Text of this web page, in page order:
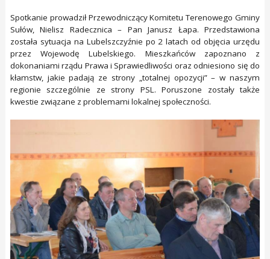
Spotkanie prowadził Przewodniczący Komitetu Terenowego Gminy
Sułów, Nielisz Radecznica – Pan Janusz Łapa. Przedstawiona
została sytuacja na Lubelszczyźnie po 2 latach od objęcia urzędu
przez Wojewodę Lubelskiego. Mieszkańców zapoznano z
dokonaniami rządu Prawa i Sprawiedliwości oraz odniesiono się do
kłamstw, jakie padają ze strony „totalnej opozycji” – w naszym
regionie szczególnie ze strony PSL. Poruszone zostały także
kwestie związane z problemami lokalnej społeczności.